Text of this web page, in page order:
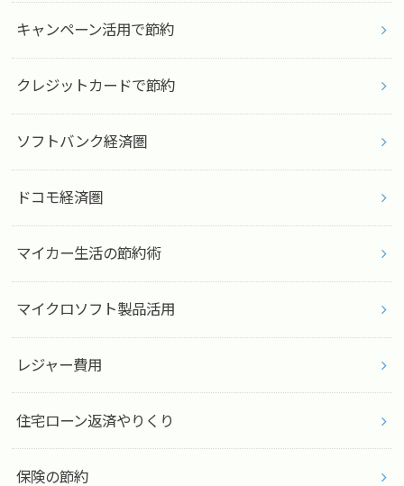
キャンペーン活用で節約
クレジットカードで節約
ソフトバンク経済圏
ドコモ経済圏
マイカー生活の節約術
マイクロソフト製品活用
レジャー費用
住宅ローン返済やりくり
保険の節約